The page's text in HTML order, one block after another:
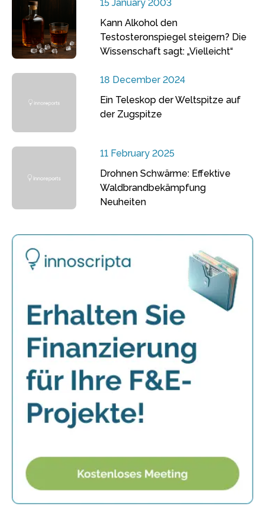
15 January 2003
Kann Alkohol den
Testosteronspiegel steigern? Die
Wissenschaft sagt: „Vielleicht“
18 December 2024
Ein Teleskop der Weltspitze auf
der Zugspitze
11 February 2025
Drohnen Schwärme: Effektive
Waldbrandbekämpfung
Neuheiten